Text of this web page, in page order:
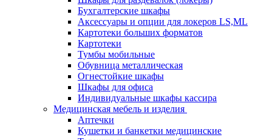
Бухгалтерские шкафы
Аксессуары и опции для локеров LS,ML
Картотеки больших форматов
Картотеки
Тумбы мобильные
Обувница металлическая
Огнестойкие шкафы
Шкафы для офиса
Индивидуальные шкафы кассира
Медицинская мебель и изделия
Аптечки
Кушетки и банкетки медицинские